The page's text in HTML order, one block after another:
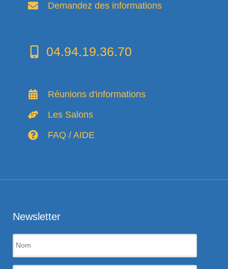
Demandez des informations
04.94.19.36.70
Réunions d'informations
Les Salons
FAQ / AIDE
Newsletter